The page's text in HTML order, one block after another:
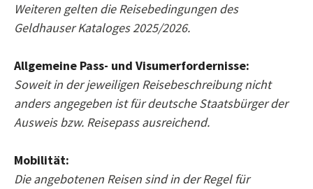
Weiteren gelten die Reisebedingungen des
Geldhauser Kataloges 2025/2026.
Allgemeine Pass- und Visumerfordernisse:
Soweit in der jeweiligen Reisebeschreibung nicht
anders angegeben ist für deutsche Staatsbürger der
Ausweis bzw. Reisepass ausreichend.
Mobilität:
Die angebotenen Reisen sind in der Regel für